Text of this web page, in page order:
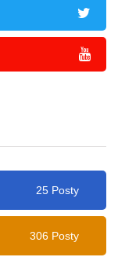
25 Posty
306 Posty